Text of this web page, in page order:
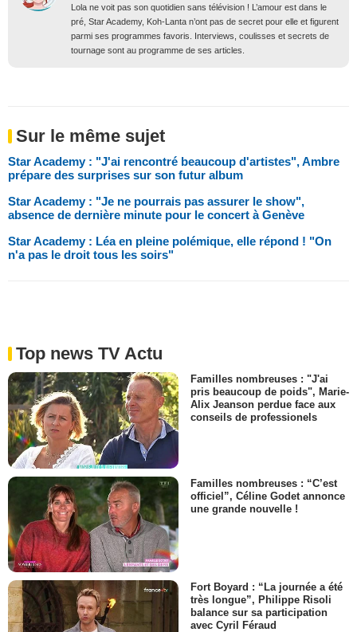
Lola ne voit pas son quotidien sans télévision ! L’amour est dans le
pré, Star Academy, Koh-Lanta n’ont pas de secret pour elle et figurent
parmi ses programmes favoris. Interviews, coulisses et secrets de
tournage sont au programme de ses articles.
Sur le même sujet
Star Academy : "J'ai rencontré beaucoup d'artistes", Ambre
prépare des surprises sur son futur album
Star Academy : "Je ne pourrais pas assurer le show",
absence de dernière minute pour le concert à Genève
Star Academy : Léa en pleine polémique, elle répond ! "On
n'a pas le droit tous les soirs"
Top news TV Actu
Familles nombreuses : "J'ai
pris beaucoup de poids", Marie-
Alix Jeanson perdue face aux
conseils de professionels
Familles nombreuses : “C’est
officiel”, Céline Godet annonce
une grande nouvelle !
Fort Boyard : “La journée a été
très longue”, Philippe Risoli
balance sur sa participation
avec Cyril Féraud